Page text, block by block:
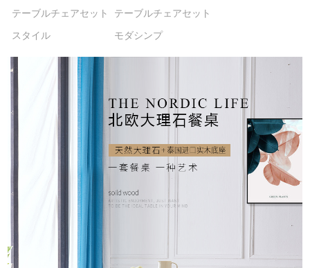
テーブルチェアセット
テーブルチェアセット
スタイル
モダシンプ